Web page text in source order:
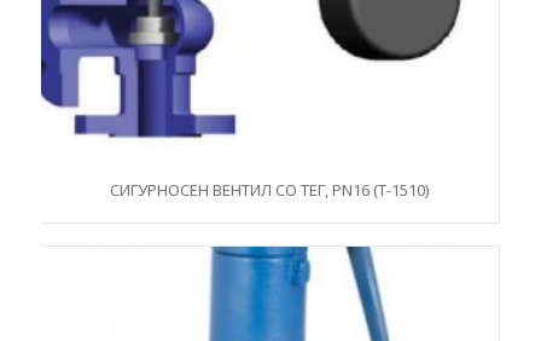
СИГУРНОСЕН ВЕНТИЛ СО ТЕГ, PN16 (T-1510)